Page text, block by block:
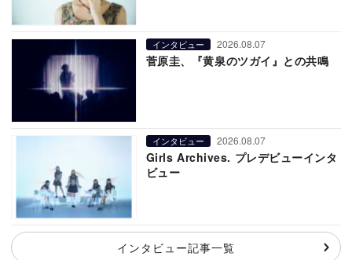
インタビュー 2026.08.07
菅原圭、『黄泉のツガイ』との共鳴
インタビュー 2026.08.07
Girls Archives. プレデビューインタ
ビュー
インタビュー記事一覧